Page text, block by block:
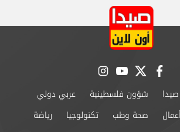
facebook
twitter
youtube
instagram
صيدا شؤون فلسطينية
عربي دولي
صحة وطب تكنولوجيا
رياضة